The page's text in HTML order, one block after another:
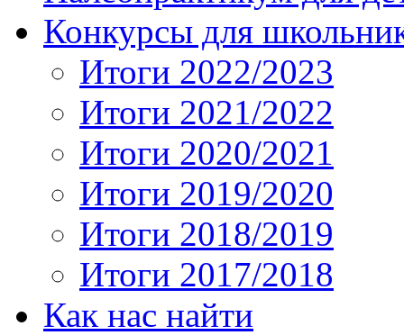
Конкурсы для
Итоги 2022/2023
Итоги 2021/2022
Итоги 2020/2021
Итоги 2019/2020
Итоги 2018/2019
Итоги 2017/2018
Как нас найти